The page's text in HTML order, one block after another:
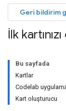
Geri bildirim
İlk
Bu sayfada
Kartlar
Codelab
Kart oluşturucu